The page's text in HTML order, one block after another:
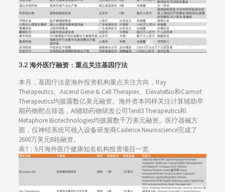
3.2 海外医疗融资：重点关注基因疗法
本月，基因疗法是海外投资机构重点关注方向，Ray
Therapeutics、Ascend Gene & Cell Therapies、ElevateBio和Carmot
Therapeutics均披露数亿美元融资。海外资本同样关注计算辅助早
期药物靶点筛选，AI辅助药物研发公司Ten63 Therapeutics和
Metaphore Biotechnologies均披露数千万美元融资。医疗器械方
面，仅神经系统可植入设备研发商Cadence Neuroscience完成了
2600万美元B轮融资。
表7：5月海外医疗健康知名机构投资项目一览